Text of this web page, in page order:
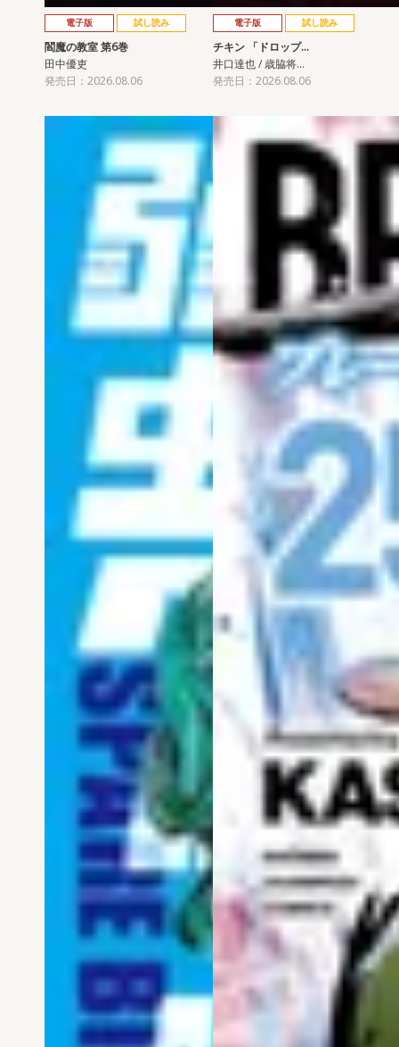
電子版 試し読み
閻魔の教室 第6巻
田中優吏
発売日：2026.08.06
電子版 試し読み
チキン 「ドロップ…
井口達也 / 歳脇将…
発売日：2026.08.06